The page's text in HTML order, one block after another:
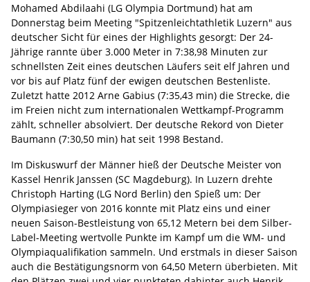
Mohamed Abdilaahi (LG Olympia Dortmund) hat am
Donnerstag beim Meeting "Spitzenleichtathletik Luzern" aus
deutscher Sicht für eines der Highlights gesorgt: Der 24-
Jährige rannte über 3.000 Meter in 7:38,98 Minuten zur
schnellsten Zeit eines deutschen Läufers seit elf Jahren und
vor bis auf Platz fünf der ewigen deutschen Bestenliste.
Zuletzt hatte 2012 Arne Gabius (7:35,43 min) die Strecke, die
im Freien nicht zum internationalen Wettkampf-Programm
zählt, schneller absolviert. Der deutsche Rekord von Dieter
Baumann (7:30,50 min) hat seit 1998 Bestand.
Im Diskuswurf der Männer hieß der Deutsche Meister von
Kassel Henrik Janssen (SC Magdeburg). In Luzern drehte
Christoph Harting (LG Nord Berlin) den Spieß um: Der
Olympiasieger von 2016 konnte mit Platz eins und einer
neuen Saison-Bestleistung von 65,12 Metern bei dem Silber-
Label-Meeting wertvolle Punkte im Kampf um die WM- und
Olympiaqualifikation sammeln. Und erstmals in dieser Saison
auch die Bestätigungsnorm von 64,50 Metern überbieten. Mit